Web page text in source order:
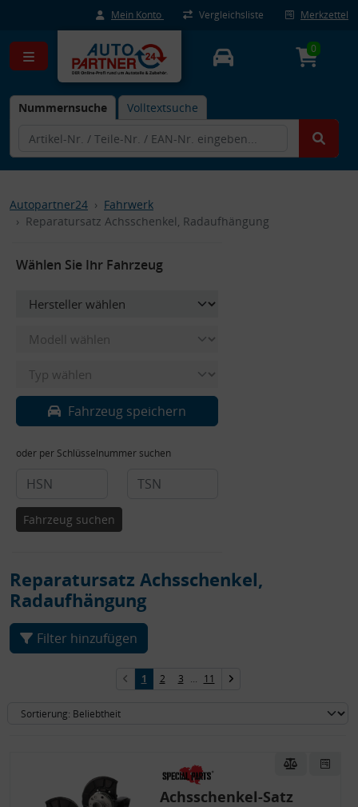
Mein Konto Vergleichsliste Merkzettel
Nummernsuche Volltextsuche
0
Autopartner24
Fahrwerk
Reparatursatz Achsschenkel, Radaufhängung
Wählen Sie Ihr Fahrzeug
Fahrzeug speichern
oder per Schlüsselnummer suchen
Fahrzeug suchen
Reparatursatz Achsschenkel,
Radaufhängung
Filter hinzufügen
1 2 3 ... 11
Achsschenkel-Satz